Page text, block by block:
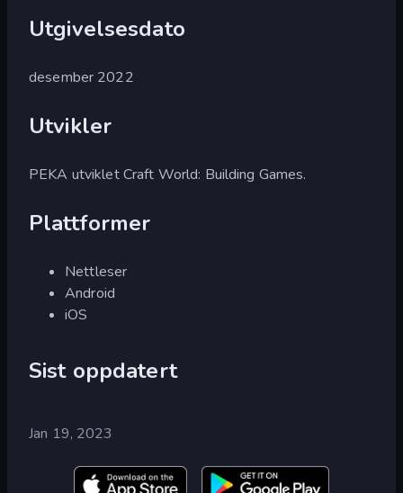
Utgivelsesdato
desember 2022
Utvikler
PEKA utviklet Craft World: Building Games.
Plattformer
Nettleser
Android
iOS
Sist oppdatert
Jan 19, 2023